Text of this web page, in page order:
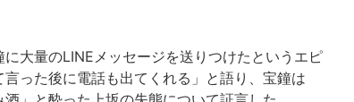
大量のLINEメッセージを送りつけたというエピ
った後に電話も出てくれる」と語り、宝鐘は